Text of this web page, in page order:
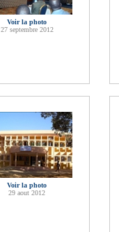
Voir la photo
27 septembre 2012
Voir la photo
29 aout 2012